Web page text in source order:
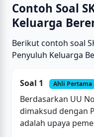
Contoh Soal
Keluarga
Berikut contoh soal
Penyuluh Keluarga
Soal 1 Ahli Pertama
Berdasarkan UU
dimaksud dengan
adalah upaya